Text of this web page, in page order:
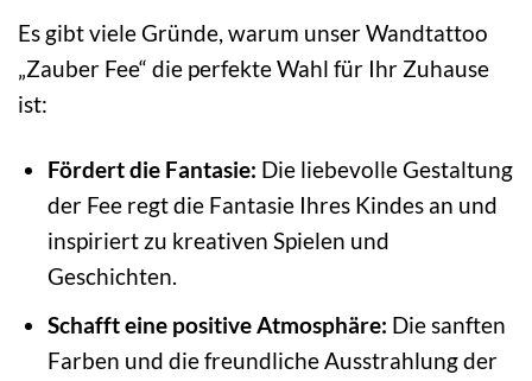
Es gibt viele Gründe, warum unser Wandtattoo
„Zauber Fee“ die perfekte Wahl für Ihr Zuhause
ist:
Fördert die Fantasie: Die liebevolle Gestaltung
der Fee regt die Fantasie Ihres Kindes an und
inspiriert zu kreativen Spielen und
Geschichten.
Schafft eine positive Atmosphäre: Die sanften
Farben und die freundliche Ausstrahlung der